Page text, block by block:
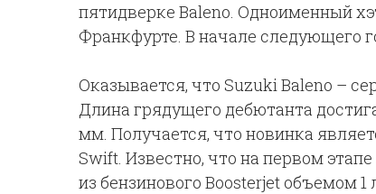
пятидверке Baleno. Одноименный
Франкфурте. В начале следующего
Оказывается, что Suzuki Baleno –
Длина грядущего дебютанта
мм. Получается, что новинка
Swift. Известно, что на первом
из бензинового Boosterjet объемом